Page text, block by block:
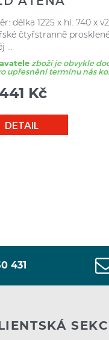
délka 1225 x hl. 740 x
čtyřstranně
...
zboží je obvykle
upřesnění termínu nás
Kč
DETAIL
431